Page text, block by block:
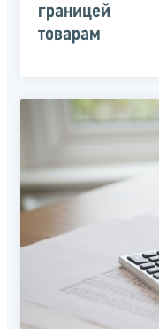
границей
товарам